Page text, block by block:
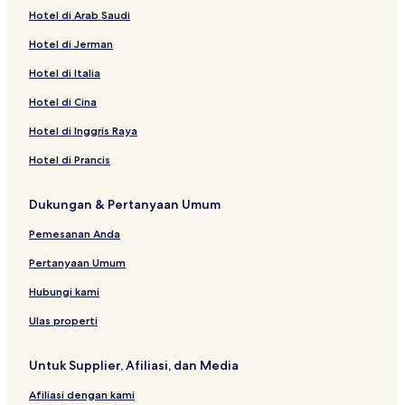
Hotel Bintang 3 di Piano di Sorrento
Hotel dekat Pemandian Ratu Giovanna
Hotel dekat Kantor Pariwisata Positano
Hotel dekat Sorrento Lift
Hotel Pantai di Sorrento
Vila di Sorrento
Vila di Capri
Hotel Bintang 4 di Positano
Vila di Marina del Cantone
Hotel dengan Pusat Kebugaran di Capri
Vila di Semenanjung Sorrento
Hotel di San Pietro
Hotel dengan Dapur Kecil di Sorrento
Hotel di Arab Saudi
Hotel di Jerman
Hotel di Italia
Hotel di Cina
Hotel di Inggris Raya
Hotel di Prancis
Dukungan & Pertanyaan Umum
Pemesanan Anda
Pertanyaan Umum
Hubungi kami
Ulas properti
Untuk Supplier, Afiliasi, dan Media
Afiliasi dengan kami